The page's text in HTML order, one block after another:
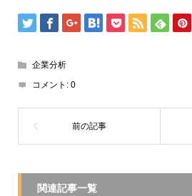
企業分析
コメント: 0
関連記事一覧